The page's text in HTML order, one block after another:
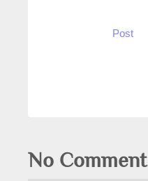
Post
No Comment